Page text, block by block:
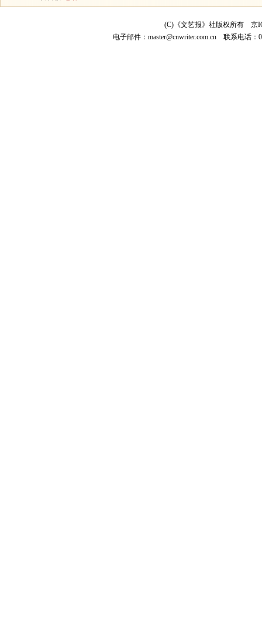
(C)《文艺报》社版权所有 京
电子邮件： master@cnwriter.com.cn 联系电话：